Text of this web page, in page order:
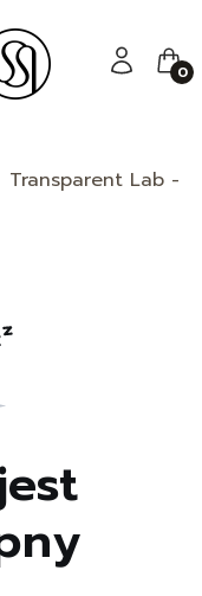
Zaloguj się
Transparent Lab -